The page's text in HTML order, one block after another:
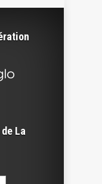
La